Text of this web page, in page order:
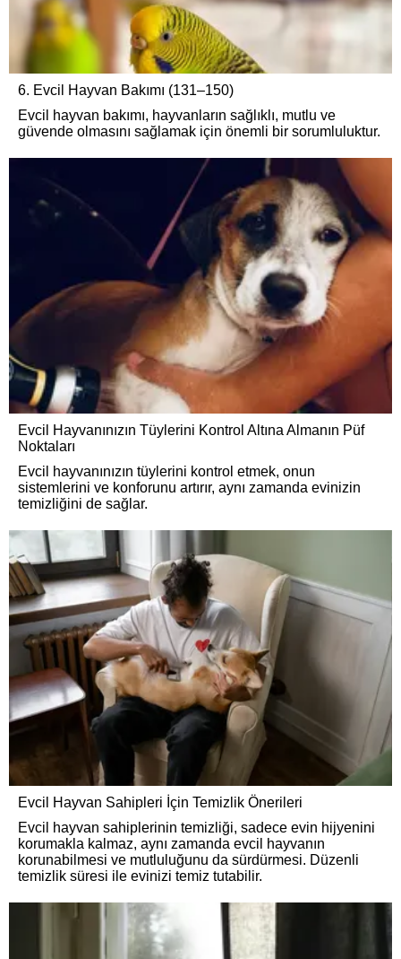
6. Evcil Hayvan Bakımı (131–150)
Evcil hayvan bakımı, hayvanların sağlıklı, mutlu ve
güvende olmasını sağlamak için önemli bir sorumluluktur.
Evcil Hayvanınızın Tüylerini Kontrol Altına Almanın Püf
Noktaları
Evcil hayvanınızın tüylerini kontrol etmek, onun
sistemlerini ve konforunu artırır, aynı zamanda evinizin
temizliğini de sağlar.
Evcil Hayvan Sahipleri İçin Temizlik Önerileri
Evcil hayvan sahiplerinin temizliği, sadece evin hijyenini
korumakla kalmaz, aynı zamanda evcil hayvanın
korunabilmesi ve mutluluğunu da sürdürmesi. Düzenli
temizlik süresi ile evinizi temiz tutabilir.